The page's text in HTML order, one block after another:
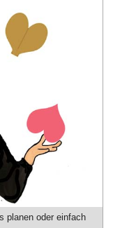
planen oder einfach